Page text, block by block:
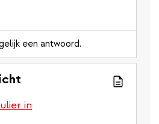
een antwoord.
in